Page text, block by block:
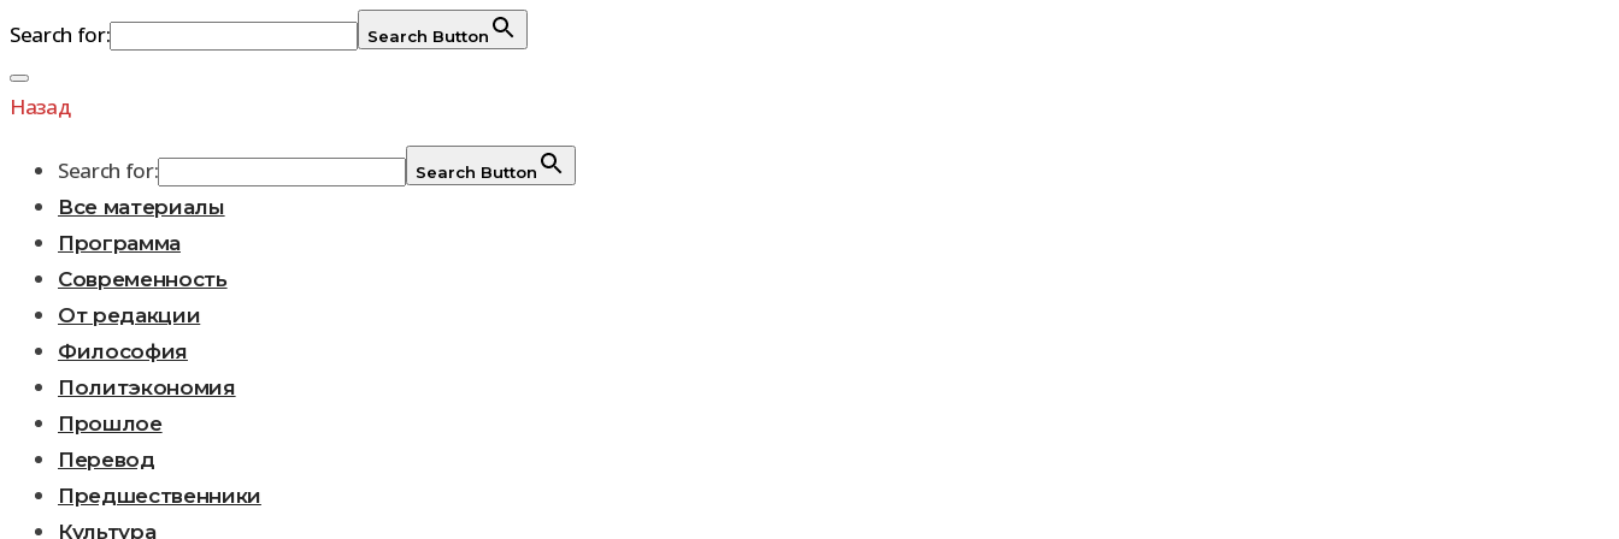
Search for: Search Button
Перейти
к
Назад
Search for: Search Button
Все материалы
Программа
Современность
От редакции
Философия
Политэкономия
Прошлое
Перевод
Предшественники
Культура